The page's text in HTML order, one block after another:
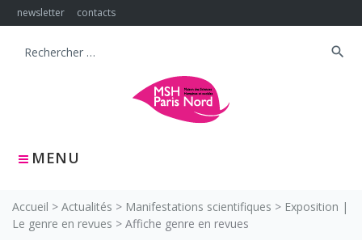
Skip
to
newsletter contacts
MENU
Search
search
Accueil > Actualités > Manifestations scientifiques > Exposition |
Le genre en revues > Affiche genre en revues